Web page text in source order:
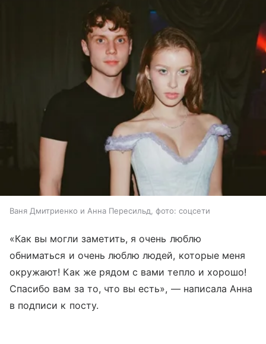
Ваня Дмитриенко и Анна Пересильд, фото: соцсети
«Как вы могли заметить, я очень люблю
обниматься и очень люблю людей, которые меня
окружают! Как же рядом с вами тепло и хорошо!
Спасибо вам за то, что вы есть», — написала Анна
в подписи к посту.